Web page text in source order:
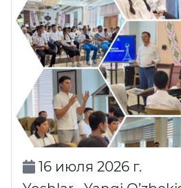
16 июля 2026 г.